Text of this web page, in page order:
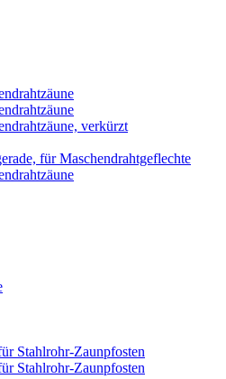
verkürzt
für Maschendrahtgeflechte
Stahlrohr-Zaunpfosten
Stahlrohr-Zaunpfosten